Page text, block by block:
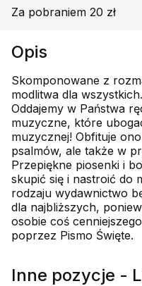
Za pobraniem 20 zł
Opis
Skomponowane z
modlitwa dla
Oddajemy w Państwa
muzyczne, które
muzycznej! Obfituje
psalmów, ale także w
Przepiękne piosenki i
skupić się i nastroić do
rodzaju wydawnictwo
dla najbliższych,
osobie coś
poprzez Pismo Święte.
Inne pozycje -